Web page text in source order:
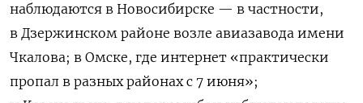
наблюдаются в Новосибирске — в частности,
в Дзержинском районе возле авиазавода имени
Чкалова; в Омске, где интернет «практически
пропал в разных районах с 7 июня»;